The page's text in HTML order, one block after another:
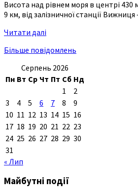
Висота над рівнем моря в центрі 430
9 км, від залізничної станції
Читати далі
Більше повідомлень
Серпень 2026
Пн Вт Ср Чт Пт Сб Нд
1
2
3
4 5 6 7 8
9
10 11 12 13 14 15 16
17 18 19 20 21 22 23
24 25 26 27 28 29 30
31
« Лип
Майбутні події